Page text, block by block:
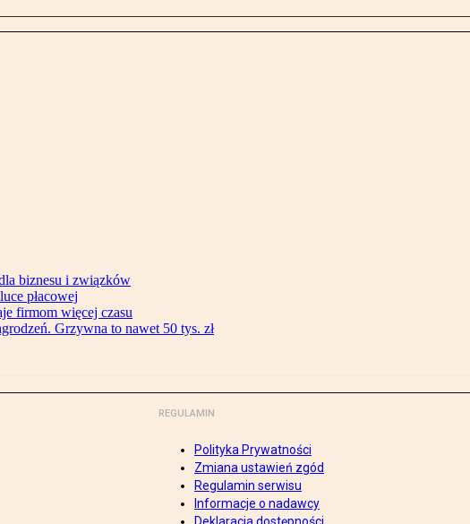
biznesu i związków
płacowej
firmom więcej czasu
Grzywna to nawet 50 tys. zł
REGULAMIN
Polityka Prywatności
Zmiana ustawień zgód
Regulamin serwisu
Informacje o nadawcy